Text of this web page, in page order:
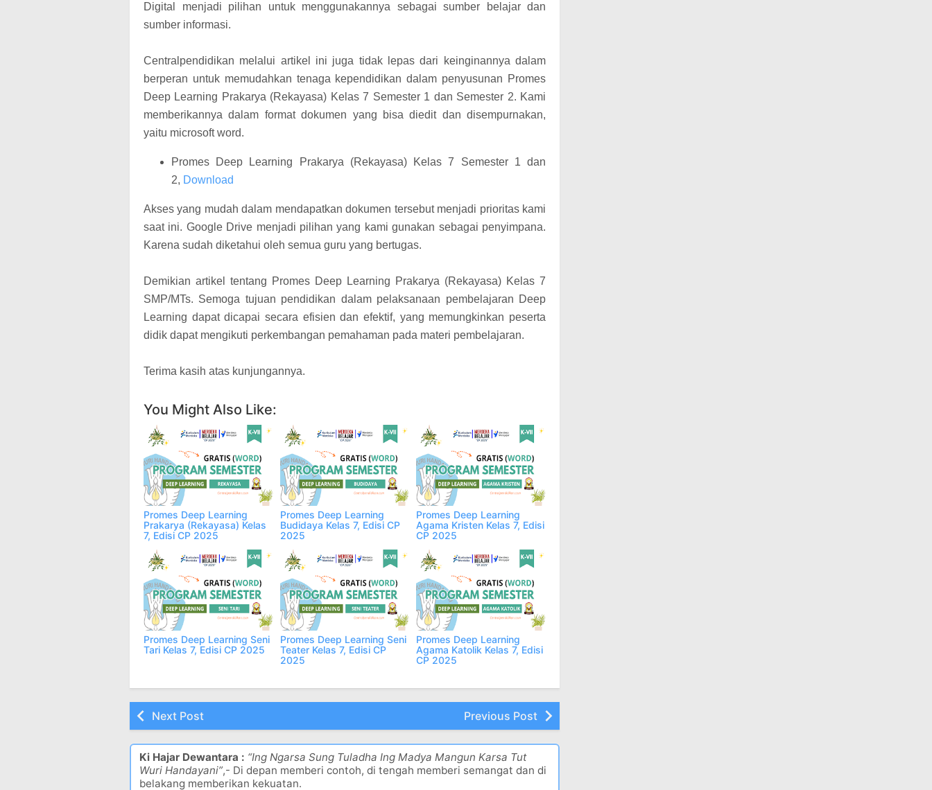
Digital menjadi pilihan untuk menggunakannya sebagai sumber belajar dan
sumber informasi.
Centralpendidikan melalui artikel ini juga tidak lepas dari keinginannya dalam
berperan untuk memudahkan tenaga kependidikan dalam penyusunan Promes
Deep Learning Prakarya (Rekayasa) Kelas 7 Semester 1 dan Semester 2. Kami
memberikannya dalam format dokumen yang bisa diedit dan disempurnakan,
yaitu microsoft word.
Promes Deep Learning Prakarya (Rekayasa) Kelas 7 Semester 1 dan
2, Download
Akses yang mudah dalam mendapatkan dokumen tersebut menjadi prioritas kami
saat ini. Google Drive menjadi pilihan yang kami gunakan sebagai penyimpana.
Karena sudah diketahui oleh semua guru yang bertugas.
Demikian artikel tentang Promes Deep Learning Prakarya (Rekayasa) Kelas 7
SMP/MTs. Semoga tujuan pendidikan dalam pelaksanaan pembelajaran Deep
Learning dapat dicapai secara efisien dan efektif, yang memungkinkan peserta
didik dapat mengikuti perkembangan pemahaman pada materi pembelajaran.
Terima kasih atas kunjungannya.
You Might Also Like:
Promes Deep Learning
Prakarya (Rekayasa) Kelas
7, Edisi CP 2025
Promes Deep Learning
Budidaya Kelas 7, Edisi CP
2025
Promes Deep Learning
Agama Kristen Kelas 7, Edisi
CP 2025
Promes Deep Learning Seni
Tari Kelas 7, Edisi CP 2025
Promes Deep Learning Seni
Teater Kelas 7, Edisi CP
2025
Promes Deep Learning
Agama Katolik Kelas 7, Edisi
CP 2025
Next Post Previous Post
Ki Hajar Dewantara : “Ing Ngarsa Sung Tuladha Ing Madya Mangun Karsa Tut
Wuri Handayani”,- Di depan memberi contoh, di tengah memberi semangat dan di
belakang memberikan kekuatan.